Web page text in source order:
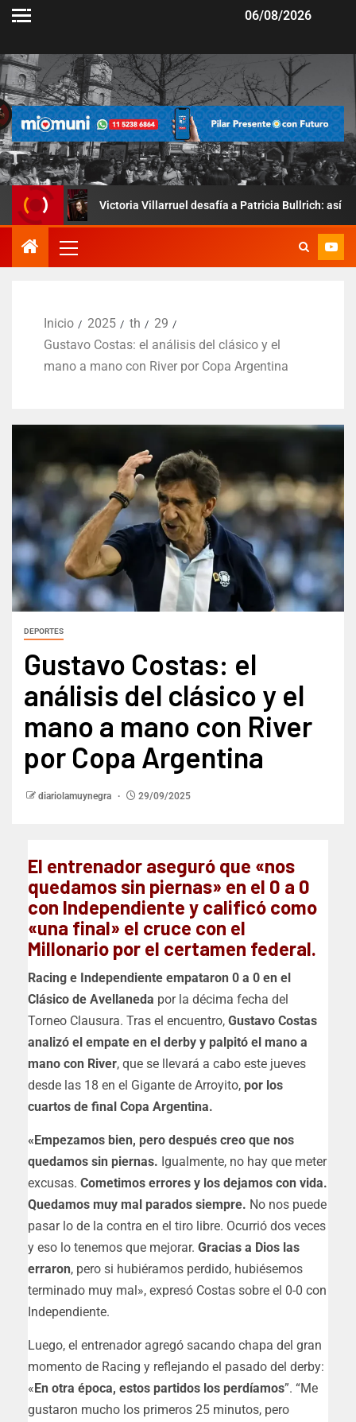
06/08/2026
Victoria Villarruel desafía a Patricia Bullrich: así fue la prueba
Inicio 2025 th
29
Gustavo Costas: el análisis del clásico y el
mano a mano con River por Copa Argentina
DEPORTES
Gustavo Costas: el
análisis del clásico y el
mano a mano con River
por Copa Argentina
diariolamuynegra 29/09/2025
El entrenador aseguró que «nos
quedamos sin piernas» en el 0 a 0
con Independiente y calificó como
«una final» el cruce con el
Millonario por el certamen federal.
Racing e Independiente empataron 0 a 0 en el
Clásico de Avellaneda por la décima fecha del
Torneo Clausura. Tras el encuentro, Gustavo Costas
analizó el empate en el derby y palpitó el mano a
mano con River, que se llevará a cabo este jueves
desde las 18 en el Gigante de Arroyito, por los
cuartos de final Copa Argentina.
«Empezamos bien, pero después creo que nos
quedamos sin piernas. Igualmente, no hay que meter
excusas. Cometimos errores y los dejamos con vida.
Quedamos muy mal parados siempre. No nos puede
pasar lo de la contra en el tiro libre. Ocurrió dos veces
y eso lo tenemos que mejorar. Gracias a Dios las
erraron, pero si hubiéramos perdido, hubiésemos
terminado muy mal», expresó Costas sobre el 0-0 con
Independiente.
Luego, el entrenador agregó sacando chapa del gran
momento de Racing y reflejando el pasado del derby:
«En otra época, estos partidos los perdíamos”. “Me
gustaron mucho los primeros 25 minutos, pero